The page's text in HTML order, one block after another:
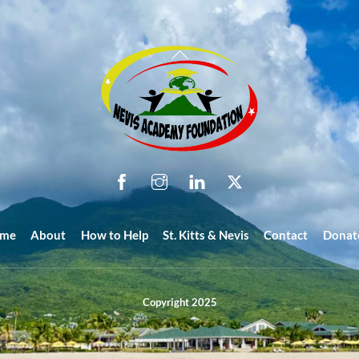
Back
To
Top
About How to Help St. Kitts & Nevis Contact
Copyright 2025